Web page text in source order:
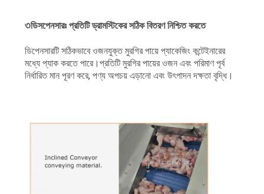
৩ডিসপেনসারঃ প্রতিটি ড্রামস্টিকের সঠিক বিতরণ নিশ্চিত করতে
ডিপেনসারটি সঠিকভাবে ওজনযুক্ত মুরগির পায়ে প্যাকেজিং কন্টেইনারের
মধ্যে প্যাক করতে পারে।প্রতিটি মুরগির পায়ের ওজন এবং পরিমাণ পূর্ব
নির্ধারিত মান পূরণ করে, পণ্য অপচয় এড়ানো এবং উৎপাদন দক্ষতা বৃদ্ধি।